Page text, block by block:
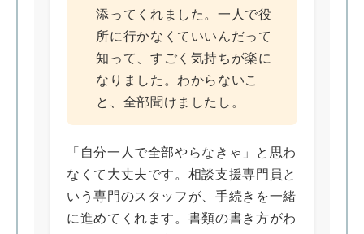
添ってくれました。一人で役
所に行かなくていいんだって
知って、すごく気持ちが楽に
なりました。わからないこ
と、全部聞けましたし。
「自分一人で全部やらなきゃ」と思わ
なくて大丈夫です。相談支援専門員と
いう専門のスタッフが、手続きを一緒
に進めてくれます。書類の書き方がわ